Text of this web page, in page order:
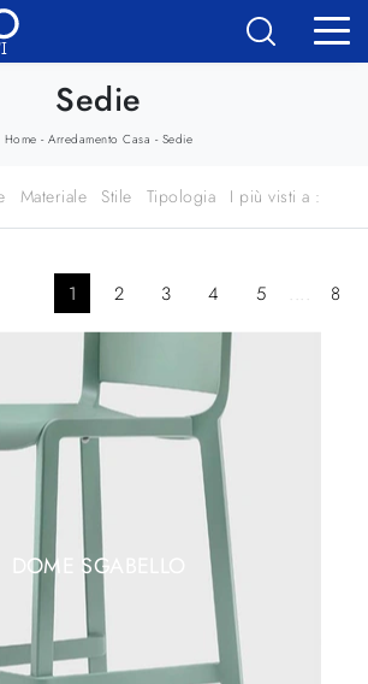
Sedie
Home -Arredamento Casa - Sedie
Materiale Stile Tipologia I più visti a :
1 2 3 4 5 .... 8
DOME SGABELLO